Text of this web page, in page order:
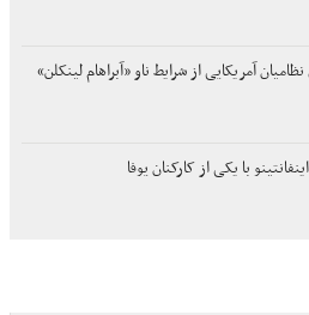
آمریکایی از شرایط ناو «آبراهام لینکلن»
با یکی از کارکنان یوفا